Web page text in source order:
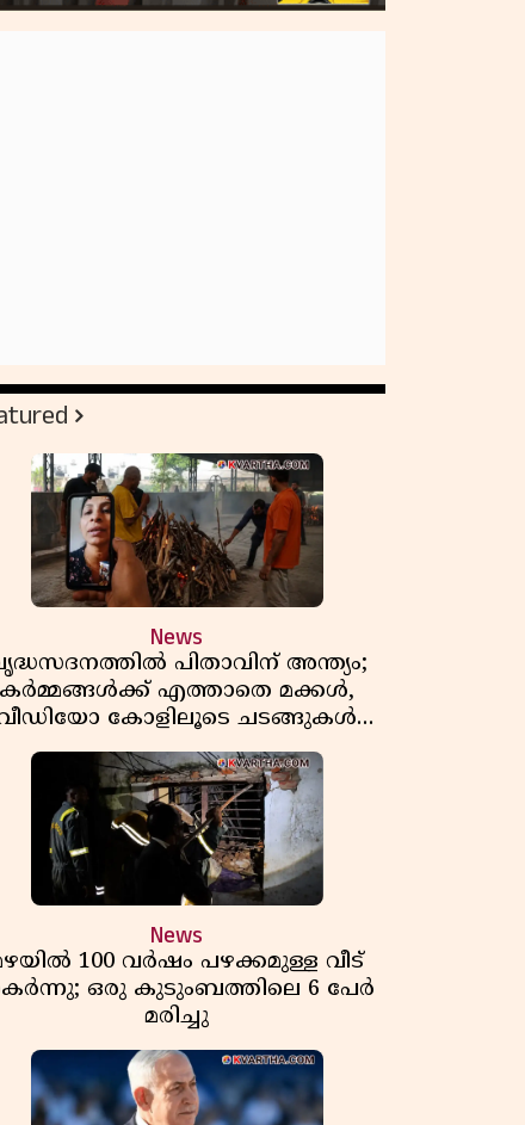
News
പിതാവിന് അന്ത്യം;
കർമ്മങ്ങൾക്ക് എത്താതെ മക്കൾ,
കോളിലൂടെ ചടങ്ങുകൾ
കണ്ട് മടക്കം
News
100 വർഷം പഴക്കമുള്ള വീട്
ഒരു കുടുംബത്തിലെ 6 പേർ
മരിച്ചു